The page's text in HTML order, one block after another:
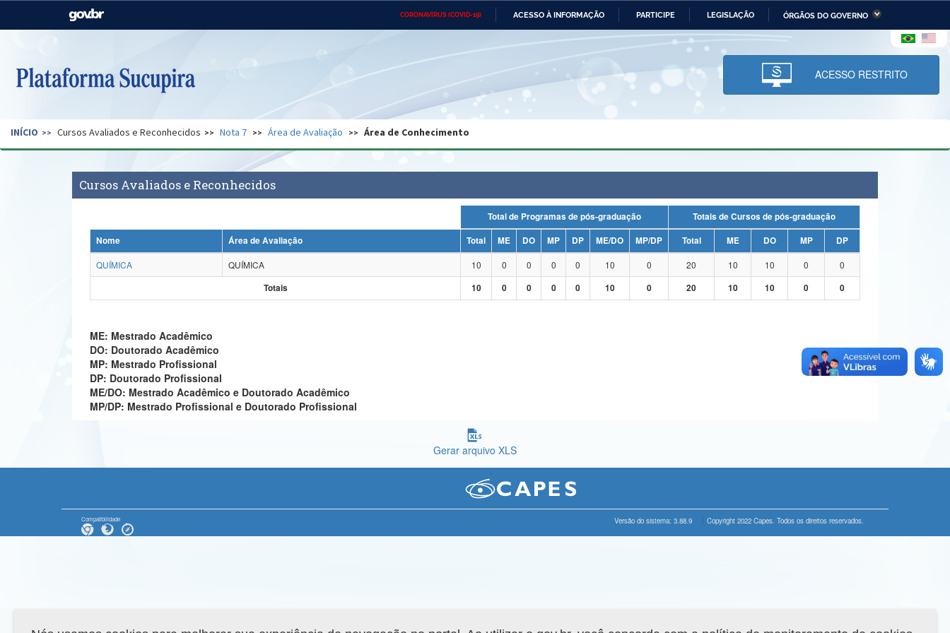
CORONAVÍRUS (COVID-19) ACESSO À INFORMAÇÃO PARTICIPE LEGISLAÇÃO ÓRGÃOS DO GOVERNO
Casa Civil Ministério das Relações Ministério da Economia Ministério da Infraestrutura
Pecuária e Abastecimento
Ministério da Ciência,
Tecnologia, Inovações e
Comunicações
Ministério do Desenvolvimento
Regional e dos Direitos Humanos
Secretaria de Governo Gabinete de Segurança Advocacia-Geral da União Banco Central do Brasil Planalto
ACESSO RESTRITO
INÍCIO Cursos Avaliados e Reconhecidos Nota 7 Área de Avaliação Área de Conhecimento
Cursos Avaliados e Reconhecidos
Total de Programas de pós-graduação
Totais de Cursos de pós-graduação
Nome
Área de Avaliação Total ME DO MP DP ME/DO MP/DP Total ME DO MP
DP
QUÍMICA
QUÍMICA 10 0 0 0 0 10 0 20 10 10 0
0
Totais
10 0 0 0 0 10 0 20 10 10 0 0
ME: Mestrado Acadêmico
DO: Doutorado Acadêmico
MP: Mestrado Profissional
DP: Doutorado Profissional
ME/DO: Mestrado Acadêmico e Doutorado Acadêmico
MP/DP: Mestrado Profissional e Doutorado Profissional
Gerar arquivo XLS
Compatibilidade Versão do sistema: 3.88.9 Copyright 2022 Capes. Todos os direitos reservados.